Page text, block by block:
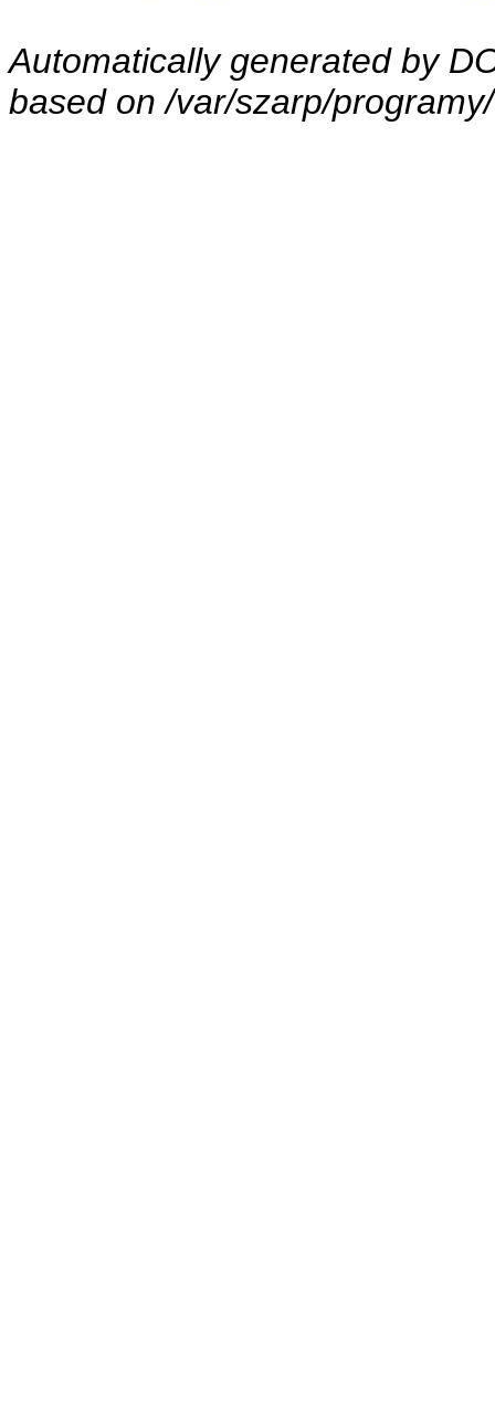
Automatically generated by
based on /var/szarp/